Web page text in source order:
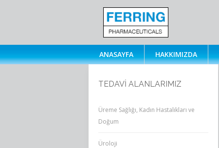
ANASAYFA HAKKIMIZDA
TEDAVİ ALANLARIMIZ
Üreme Sağlığı, Kadın Hastalıkları ve
Doğum
Üroloji